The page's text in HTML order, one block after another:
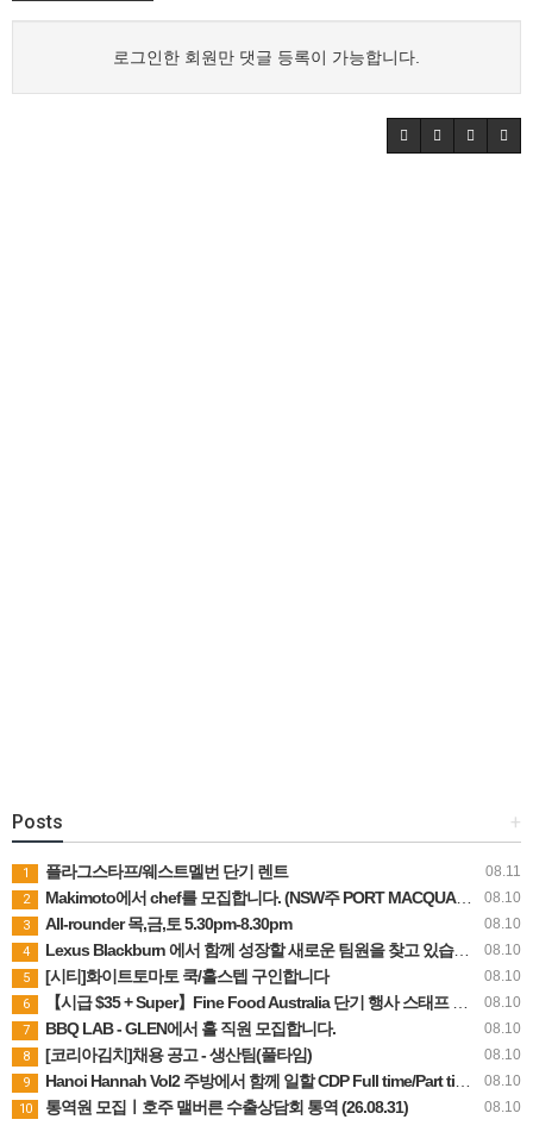
로그인한 회원만 댓글 등록이 가능합니다.
+
Posts
08.11
1 플라그스타프/웨스트멜번 단기 렌트
08.10
2 Makimoto에서 chef를 모집합니다. (NSW주 PORT MACQUARIE)
08.10
3 All-rounder 목,금,토 5.30pm-8.30pm
08.10
4 Lexus Blackburn 에서 함께 성장할 새로운 팀원을 찾고 있습니다!
08.10
5 [시티]화이트토마토 쿡/홀스텝 구인합니다
08.10
6 【시급 $35 + Super】Fine Food Australia 단기 행사 스태프 모집
08.10
7 BBQ LAB - GLEN에서 홀 직원 모집합니다.
08.10
8 [코리아김치]채용 공고 - 생산팀(풀타임)
08.10
9 Hanoi Hannah Vol2 주방에서 함께 일할 CDP Full time/Part time chef 구합니다.
08.10
10 통역원 모집ㅣ호주 맬버른 수출상담회 통역 (26.08.31)